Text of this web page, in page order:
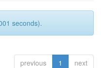
seconds).
previous 1 next